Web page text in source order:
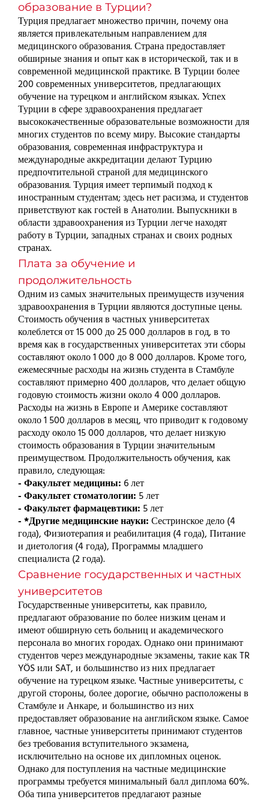
образование в Турции?
Турция предлагает множество причин, почему она
является привлекательным направлением для
медицинского образования. Страна предоставляет
обширные знания и опыт как в исторической, так и в
современной медицинской практике. В Турции более
200 современных университетов, предлагающих
обучение на турецком и английском языках. Успех
Турции в сфере здравоохранения предлагает
высококачественные образовательные возможности для
многих студентов по всему миру. Высокие стандарты
образования, современная инфраструктура и
международные аккредитации делают Турцию
предпочтительной страной для медицинского
образования. Турция имеет терпимый подход к
иностранным студентам; здесь нет расизма, и студентов
приветствуют как гостей в Анатолии. Выпускники в
области здравоохранения из Турции легче находят
работу в Турции, западных странах и своих родных
странах.
Плата за обучение и
продолжительность
Одним из самых значительных преимуществ изучения
здравоохранения в Турции являются доступные цены.
Стоимость обучения в частных университетах
колеблется от 15 000 до 25 000 долларов в год, в то
время как в государственных университетах эти сборы
составляют около 1 000 до 8 000 долларов. Кроме того,
ежемесячные расходы на жизнь студента в Стамбуле
составляют примерно 400 долларов, что делает общую
годовую стоимость жизни около 4 000 долларов.
Расходы на жизнь в Европе и Америке составляют
около 1 500 долларов в месяц, что приводит к годовому
расходу около 15 000 долларов, что делает низкую
стоимость образования в Турции значительным
преимуществом. Продолжительность обучения, как
правило, следующая:
- Факультет медицины:6 лет
- Факультет стоматологии: 5 лет
- Факультет фармацевтики: 5 лет
- *Другие медицинские науки:Сестринское дело (4
года), Физиотерапия и реабилитация (4 года), Питание
и диетология (4 года), Программы младшего
специалиста (2 года).
Сравнение государственных и частных
университетов
Государственные университеты, как правило,
предлагают образование по более низким ценам и
имеют обширную сеть больниц и академического
персонала во многих городах. Однако они принимают
студентов через международные экзамены, такие как TR
YÖS или SAT, и большинство из них предлагает
обучение на турецком языке. Частные университеты, с
другой стороны, более дорогие, обычно расположены в
Стамбуле и Анкаре, и большинство из них
предоставляет образование на английском языке. Самое
главное, частные университеты принимают студентов
без требования вступительного экзамена,
исключительно на основе их дипломных оценок.
Однако для поступления на частные медицинские
программы требуется минимальный балл диплома 60%.
Оба типа университетов предлагают разные